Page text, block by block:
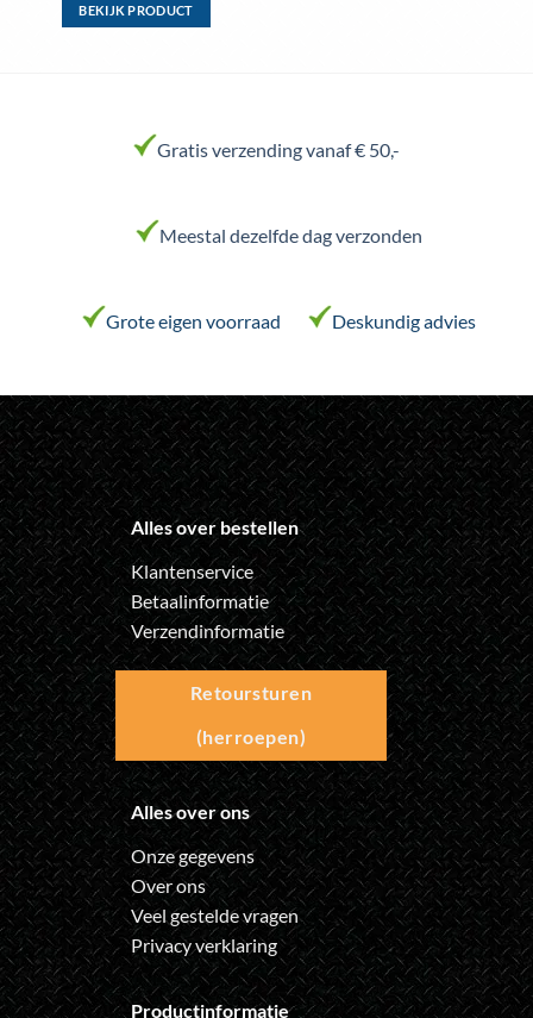
BEKIJK PRODUCT
variaties.
Deze
gekozen
de
productpagina
Gratis verzending vanaf € 50,-
Meestal dezelfde dag verzonden
Grote eigen voorraad Deskundig advies
Alles over bestellen
Klantenservice
Betaalinformatie
Verzendinformatie
Retoursturen
(herroepen)
Alles over ons
Onze gegevens
Over ons
Veel gestelde vragen
Privacy verklaring
Productinformatie